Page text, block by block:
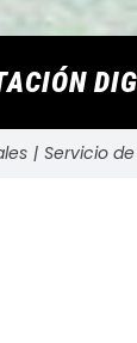
Servicio